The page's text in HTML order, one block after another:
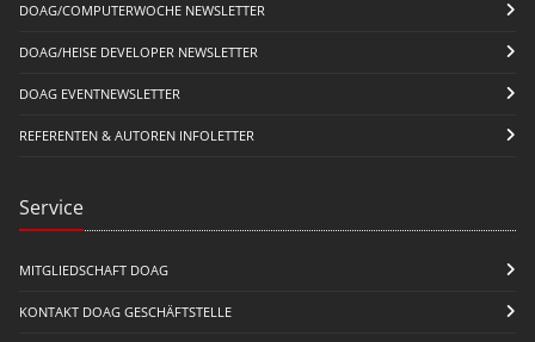
DOAG/COMPUTERWOCHE NEWSLETTER
DOAG/HEISE DEVELOPER NEWSLETTER
DOAG EVENTNEWSLETTER
REFERENTEN & AUTOREN INFOLETTER
Service
MITGLIEDSCHAFT DOAG
KONTAKT DOAG GESCHÄFTSTELLE